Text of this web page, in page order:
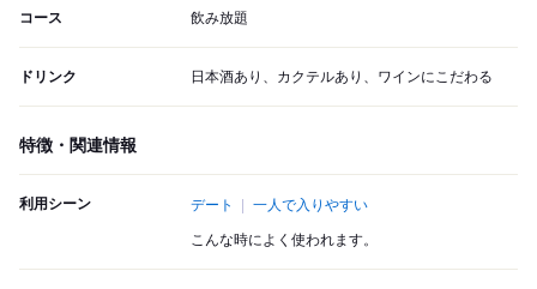
コース 飲み放題
ドリンク 日本酒あり、カクテルあり、ワインにこだわる
特徴・関連情報
利用シーン デート 一人で入りやすい
こんな時によく使われます。